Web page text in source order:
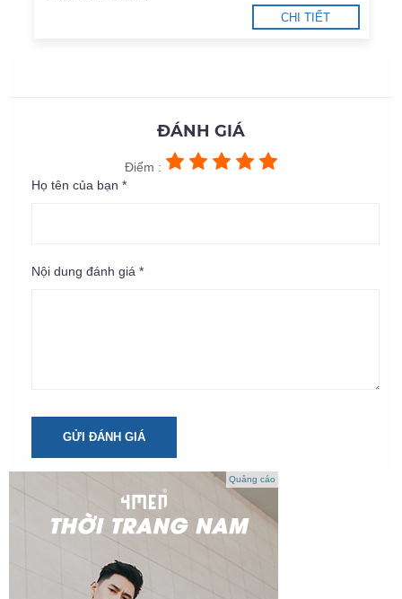
CHI TIẾT
ĐÁNH GIÁ
Điểm :
Họ tên của bạn *
Nội dung đánh giá *
GỬI ĐÁNH GIÁ
Quảng cáo